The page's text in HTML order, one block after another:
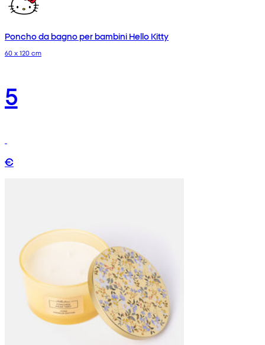
Poncho da bagno per bambini Hello Kitty
60 x 120 cm
5
€